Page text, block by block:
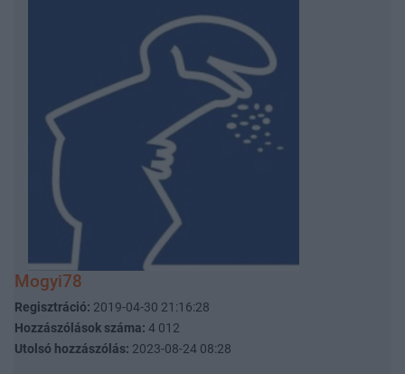
Mogyi78
Regisztráció: 2019-04-30 21:16:28
Hozzászólások száma: 4 012
Utolsó hozzászólás: 2023-08-24 08:28